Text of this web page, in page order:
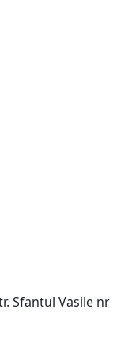
Sfantul Vasile nr